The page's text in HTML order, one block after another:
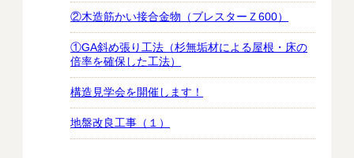
②木造筋かい接合金物（ブレスターＺ600）
①GA斜め張り工法（杉無垢材による屋根・床の
倍率を確保した工法）
構造見学会を開催します！
地盤改良工事（１）